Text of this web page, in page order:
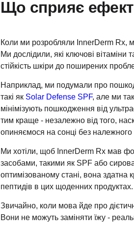
Що сприяє
Коли ми розробляли InnerDerm Rx,
Ми дослідили, які ключові
стійкість шкіри до поширених
Наприклад, ми подумали про
такі як Solar Defense SPF, але ми
мінімізують пошкодження від
тим краще - незалежно від того,
опиняємося на сонці без належного
Ми хотіли, щоб InnerDerm Rx мав
засобами, такими як SPF або
оптимізованому стані, вона здатна
пептидів в цих щоденних продуктах.
Звичайно, коли мова йде про
Вони не можуть заміняти їжу -